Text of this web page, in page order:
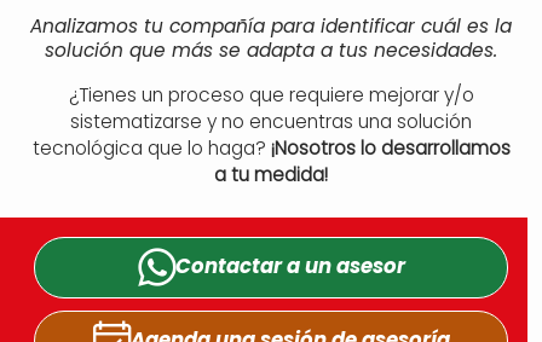
Analizamos tu compañía para identificar cuál es la
solución que más se adapta a tus necesidades.
¿Tienes un proceso que requiere mejorar y/o
sistematizarse y no encuentras una solución
tecnológica que lo haga? ¡Nosotros lo desarrollamos
a tu medida!
Contactar a unasesor